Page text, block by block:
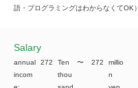
語・プログラミングはわからなくてOK）
​Salary
annual
incom
272
Ten
thou
​〜 272
millio
n